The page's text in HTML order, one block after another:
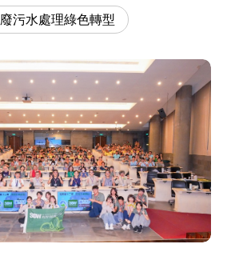
廢污水處理綠色轉型